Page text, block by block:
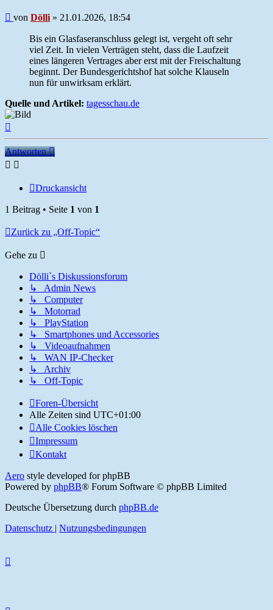
Beitrag
von Dölli » 21.01.2026, 18:54
Bis ein Glasfaseranschluss gelegt ist, vergeht oft sehr
viel Zeit. In vielen Verträgen steht, dass die Laufzeit
eines längeren Vertrages aber erst mit der Freischaltung
beginnt. Der Bundesgerichtshof hat solche Klauseln
nun für unwirksam erklärt.
Quelle und Artikel: tagesschau.de
Antworten
Druckansicht
1 Beitrag • Seite 1 von 1
Zurück zu „Off-Topic“
Gehe zu
Dölli`s Diskussionsforum
↳ Admin News
↳ Computer
↳ Motorrad
↳ PlayStation
↳ Smartphones und Accessories
↳ Videoaufnahmen
↳ WAN IP-Checker
↳ Archiv
↳ Off-Topic
Foren-Übersicht
Alle Zeiten sind UTC+01:00
Alle Cookies löschen
Impressum
Kontakt
Aero style developed for phpBB
Powered by phpBB® Forum Software © phpBB Limited
Deutsche Übersetzung durch phpBB.de
Datenschutz | Nutzungsbedingungen